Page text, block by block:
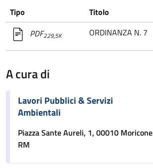
Tipo Titolo
PDF229,5K ORDINANZA N. 7
A cura di
Lavori Pubblici & Servizi
Ambientali
Piazza Sante Aureli, 1, 00010 Moricone
RM